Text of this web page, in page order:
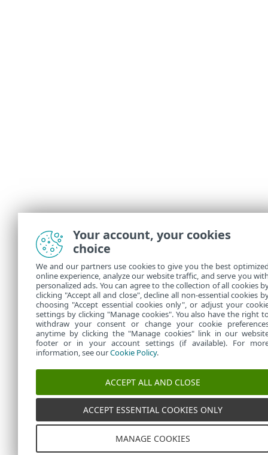
Your account, your cookies
choice
We and our partners use cookies to give you the best
online experience, analyze our website traffic, and serve you
personalized ads. You can agree to the collection of all cookies
clicking "Accept all and close", decline all non-essential cookies
choosing "Accept essential cookies only", or adjust your
settings by clicking "Manage cookies". You also have the right
withdraw your consent or change your cookie
anytime by clicking the "Manage cookies" link in our
footer or in your account settings (if available). For
information, see ourCookie Policy.
ACCEPT ALL AND CLOSE
ACCEPT ESSENTIAL COOKIES ONLY
MANAGE COOKIES